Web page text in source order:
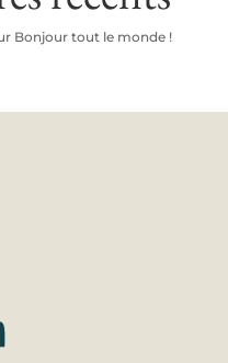
Bonjour tout le monde !